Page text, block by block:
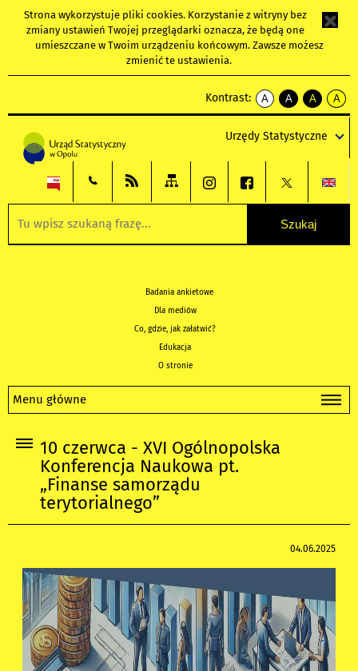
Strona wykorzystuje pliki cookies. Korzystanie z witryny bez
zmiany ustawień Twojej przeglądarki oznacza, że będą one
umieszczane w Twoim urządzeniu końcowym. Zawsze możesz
zmienić te ustawienia.
Kontrast:
A
kontrast
A
kontrast
tekst
czarnym
A
kontrast
tekst
czarnym
A
tekst
żółtym
Urzędy Statystyczne
Badania ankietowe
Dla mediów
Co, gdzie, jak załatwić?
Edukacja
O stronie
Menu główne
10 czerwca - XVI Ogólnopolska
Konferencja Naukowa pt.
„Finanse samorządu
terytorialnego”
04.06.2025